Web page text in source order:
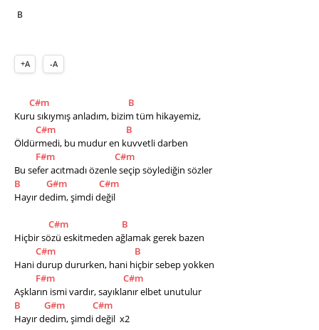
B
+A -A
C#m
B
Kuru sıkıymış anladım, bizim tüm hikayemiz,
C#m
B
Öldürmedi, bu mudur en kuvvetli darben
F#m
C#m
Bu sefer acıtmadı özenle seçip söylediğin sözler
B
G#m
C#m
Hayır dedim, şimdi değil
C#m
B
Hiçbir sözü eskitmeden ağlamak gerek bazen
C#m
B
Hani durup dururken, hani hiçbir sebep yokken
F#m
C#m
Aşkların ismi vardır, sayıklanır elbet unutulur
B
G#m
C#m
Hayır dedim, şimdi değil  x2